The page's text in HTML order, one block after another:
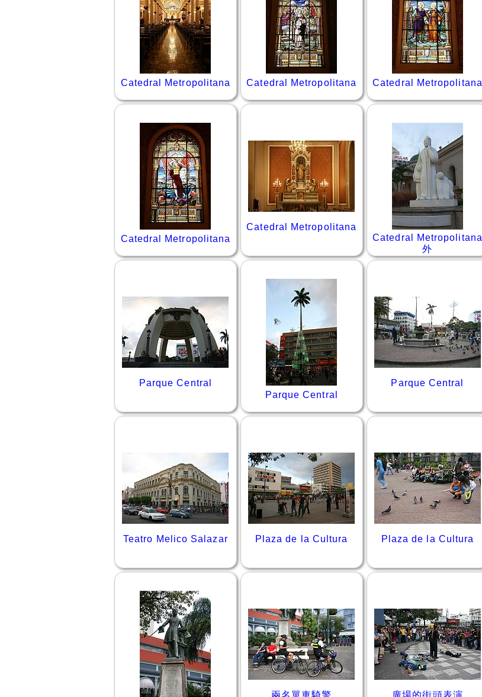
Catedral Metropolitana Catedral Metropolitana Catedral Metropolitana
Catedral Metropolitana
Catedral Metropolitana
Catedral Metropolitana
外
Parque Central
Parque Central
Parque Central
Teatro Melico Salazar Plaza de la Cultura Plaza de la Cultura
兩名單車騎警 廣場的街頭表演